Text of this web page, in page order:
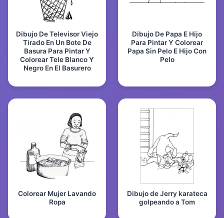
Dibujo De Televisor Viejo
Tirado En Un Bote De
Basura Para Pintar Y
Colorear Tele Blanco Y
Negro En El Basurero
Dibujo De Papa E Hijo
Para Pintar Y Colorear
Papa Sin Pelo E Hijo Con
Pelo
Colorear Mujer Lavando
Ropa
Dibujo de Jerry karateca
golpeando a Tom